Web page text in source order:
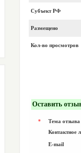
Субъект РФ
Размещено
Кол-во просмотров
Оставить
*
Тема отзыва
Контактное
E-mail